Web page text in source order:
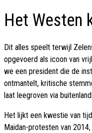
Het Westen
Dit alles speelt terwijl
opgevoerd als icoon van
we een president die de
ontmantelt, kritische
laat leegroven via
Het lijkt een kwestie van
Maidan-protesten van